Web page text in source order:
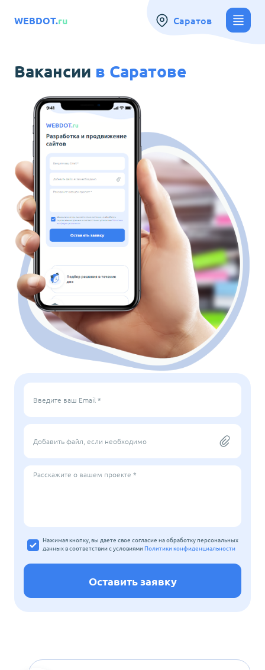
WEBDOT.ru Саратов
Вакансии в Саратове
Введите ваш Email *
Добавить файл, если необходимо
Расскажите о вашем проекте *
Нажимая кнопку, вы даете свое согласие на обработку персональных
данныхв соответствии с условиямиПолитики конфиденциальности
Оставить заявку